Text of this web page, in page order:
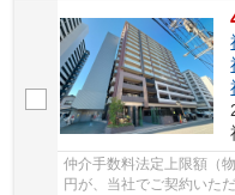
仲介手数料法定上限額（
円が、当社でご契約いた